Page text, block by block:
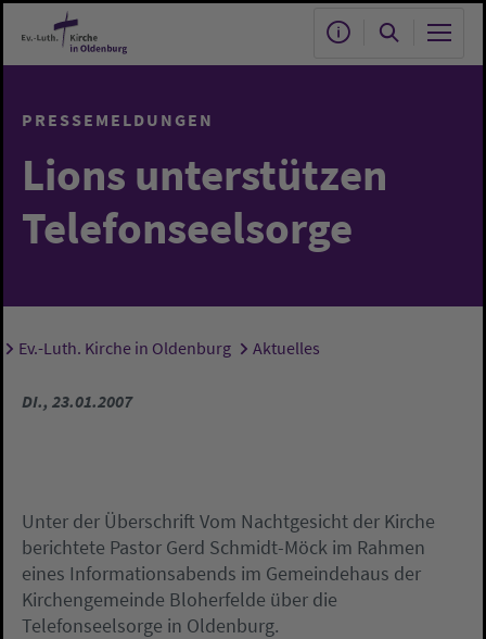
Zum Hauptinhalt springen
PRESSEMELDUNGEN
Lions unterstützen
Telefonseelsorge
Sie sind hier:
Ev.-Luth. Kirche in Oldenburg Aktuelles
DI., 23.01.2007
Unter der Überschrift Vom Nachtgesicht der Kirche
berichtete Pastor Gerd Schmidt-Möck im Rahmen
eines Informationsabends im Gemeindehaus der
Kirchengemeinde Bloherfelde über die
Telefonseelsorge in Oldenburg.